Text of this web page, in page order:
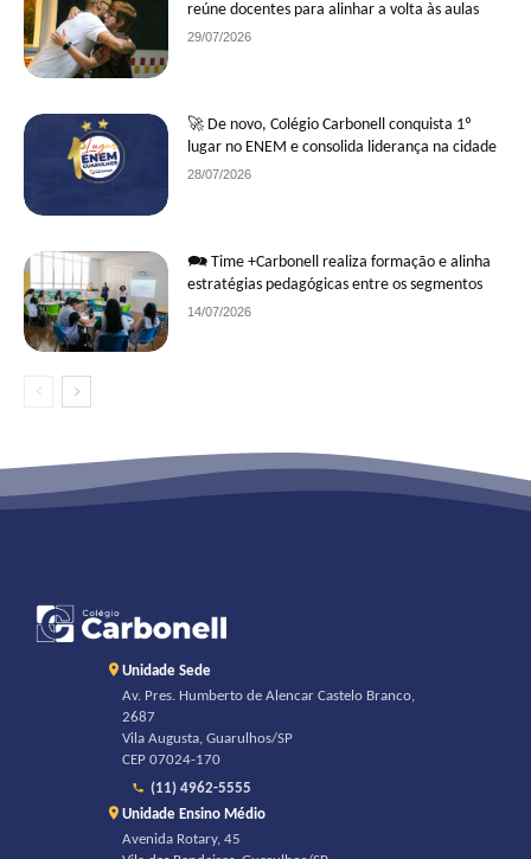
reúne docentes para alinhar a volta às aulas
29/07/2026
🚀 De novo, Colégio Carbonell conquista 1º
lugar no ENEM e consolida liderança na cidade
28/07/2026
🗪 Time +Carbonell realiza formação e alinha
estratégias pedagógicas entre os segmentos
14/07/2026
Unidade Sede
Av. Pres. Humberto de Alencar Castelo Branco,
2687
Vila Augusta, Guarulhos/SP
CEP 07024-170
(11) 4962-5555
Unidade Ensino Médio
Avenida Rotary, 45